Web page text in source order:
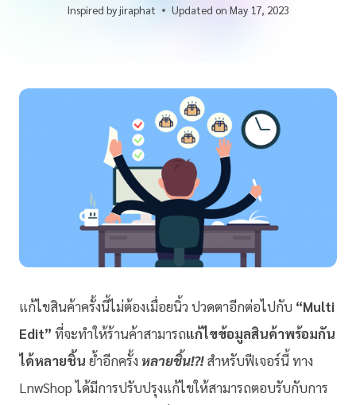
Inspired byjiraphat Updated on May 17, 2023
แก้ไขสินค้าครั้งนี้ไม่ต้องเมื่อยนิ้ว ปวดตาอีกต่อไปกับ “Multi
Edit” ที่จะทำให้ร้านค้าสามารถแก้ไขข้อมูลสินค้าพร้อมกัน
ได้หลายชิ้น ย้ำอีกครั้ง หลายชิ้น!?!สำหรับฟีเจอร์นี้ ทาง
LnwShop ได้มีการปรับปรุงแก้ไขให้สามารถตอบรับกับการ